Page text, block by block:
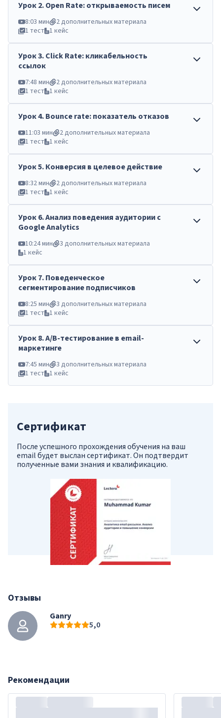
Урок2.Open Rate: открываемость писем
8:03 мин
2 дополнительных материала
1 тест 1 кейс
Урок3.Click Rate: кликабельность
ссылок
7:48 мин
2 дополнительных материала
1 тест 1 кейс
Урок4.Bounce rate: показатель отказов
11:03 мин
2 дополнительных материала
1 тест 1 кейс
Урок5.Конверсия в целевое действие
8:32 мин
2 дополнительных материала
1 тест 1 кейс
Урок6.Анализ поведения аудитории с
Google Analytics
10:24 мин
3 дополнительных материала
1 кейс
Урок7.Поведенческое
сегментирование подписчиков
8:25 мин
3 дополнительных материала
1 тест 1 кейс
Урок8.A/B-тестирование в email-
маркетинге
7:45 мин
3 дополнительных материала
1 тест 1 кейс
Сертификат
После успешного прохождения обучения на ваш
email будет выслан сертификат. Он подтвердит
полученные вами знания и квалификацию.
Отзывы
Ganry
5,0
Рекомендации